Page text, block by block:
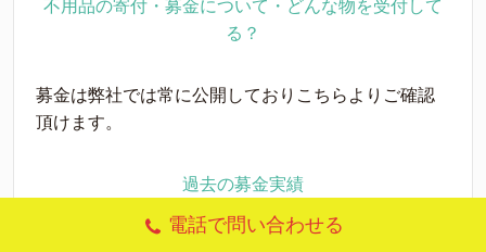
不用品の寄付・募金について・どんな物を受付して
る？
募金は弊社では常に公開しておりこちらよりご確認
頂けます。
過去の募金実績
電話で問い合わせる